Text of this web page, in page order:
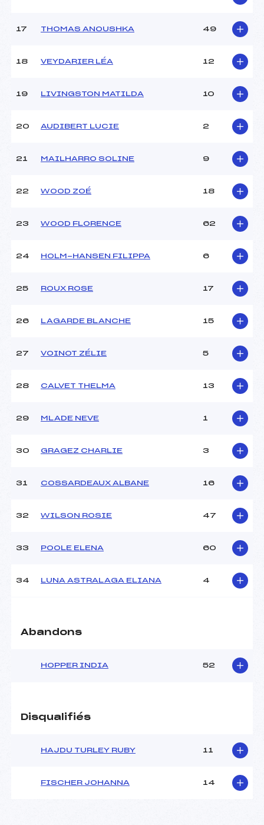
17 THOMAS ANOUSHKA 49
18 VEYDARIER LÉA 12
19 LIVINGSTON MATILDA 10
20 AUDIBERT LUCIE 2
21 MAILHARRO SOLINE 9
22 WOOD ZOÉ 18
23 WOOD FLORENCE 62
24 HOLM-HANSEN FILIPPA 6
25 ROUX ROSE 17
26 LAGARDE BLANCHE 15
27 VOINOT ZÉLIE 5
28 CALVET THELMA 13
29 MLADE NEVE 1
30 GRAGEZ CHARLIE 3
31 COSSARDEAUX ALBANE 16
32 WILSON ROSIE 47
33 POOLE ELENA 60
34 LUNA ASTRALAGA ELIANA 4
Abandons
HOPPER INDIA 52
Disqualifiés
HAJDU TURLEY RUBY 11
FISCHER JOHANNA 14